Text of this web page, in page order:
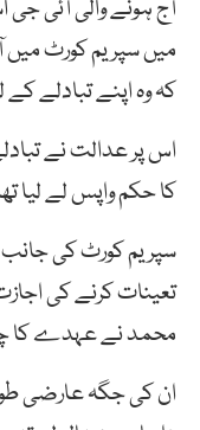
آج ہونے والی آئی جی
میں سپریم کورٹ
کہ وہ اپنے تبادلے کے
اس پر عدالت نے
کا حکم واپس لے لیا
سپریم کورٹ کی
تعینات کرنے کی
محمد نے عہدے کا
ان کی جگہ عارضی